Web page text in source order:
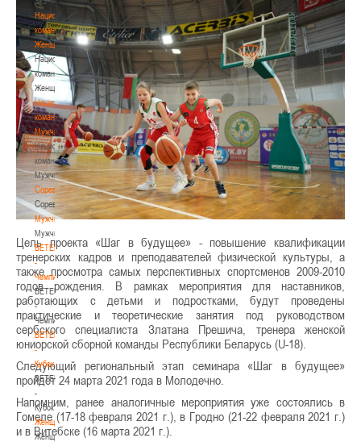
Национальная
команда.
Женщины
Национальная
команда.
Женщины
Национальная
команда.
Мужчины
Национальная
команда.
Мужчины
Соревнования
Соревнования
Мужчины
Мужчины
BETERA
-
Чемпионат
BETERA
-
Чемпионат
BETERA
-
Кубок
BETERA
-
Кубок
Женщины
Женщины
Цель проекта «Шаг в будущее» - повышение квалификации
тренерских кадров и преподавателей физической культуры, а
также просмотра самых перспективных спортсменов 2009-2010
годов рождения. В рамках мероприятия для наставников,
работающих с детьми и подростками, будут проведены
практические и теоретические занятия под руководством
сербского специалиста Златана Прешича, тренера женской
юниорской сборной команды Республики Беларусь (U-18).
Следующий региональный этап семинара «Шаг в будущее»
пройдёт 24 марта 2021 года в Молодечно.
Напомним, ранее аналогичные мероприятия уже состоялись в
Гомеле (17-18 февраля 2021 г.), в Гродно (21-22 февраля 2021 г.)
и в Витебске (16 марта 2021 г.).